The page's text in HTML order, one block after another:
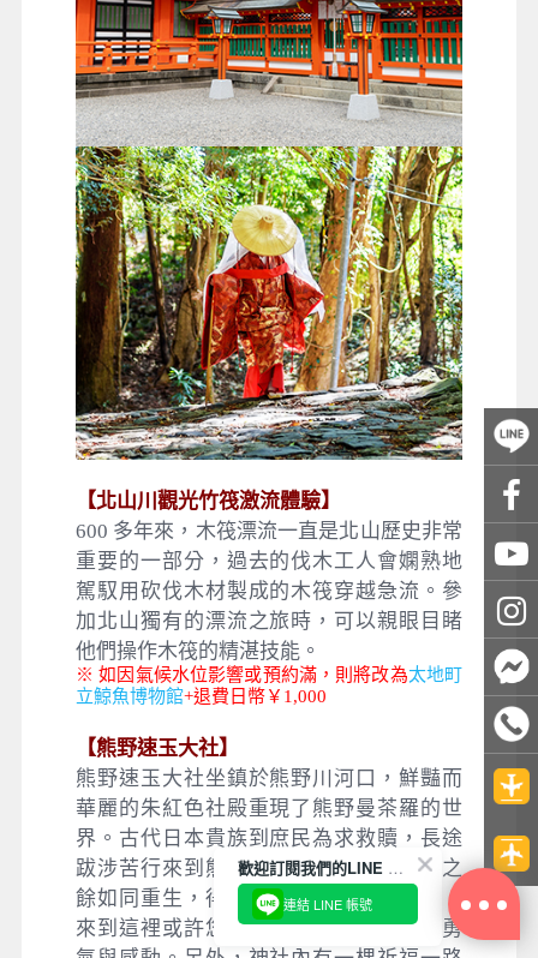
【北山川觀光竹筏激流體驗】
600 多年來，木筏漂流一直是北山歷史非常
重要的一部分，過去的伐木工人會嫻熟地
駕馭用砍伐木材製成的木筏穿越急流。參
加北山獨有的漂流之旅時，可以親眼目睹
他們操作木筏的精湛技能。
※ 如因氣候水位影響或預約滿，則將改為太地町
立鯨魚博物館+退費日幣￥1,000
【熊野速玉大社】
熊野速玉大社坐鎮於熊野川河口，鮮豔而
華麗的朱紅色社殿重現了熊野曼茶羅的世
界。古代日本貴族到庶民為求救贖，長途
跋涉苦行來到熊野速玉大社，參拜感動之
餘如同重生，得到人生重新出發的勇氣，
來到這裡或許您也可以得到喜獲重生的勇
歡迎訂閱我們的LINE 官方帳號
連結 LINE 帳號